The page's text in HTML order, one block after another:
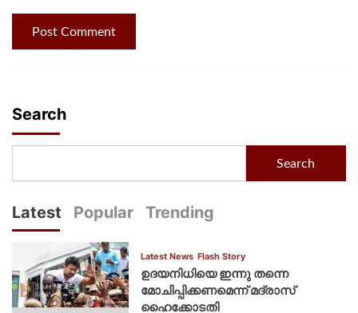
Search
Search
Latest Popular Trending
Latest News Flash Story
ഉദയനിധിയെ ഇന്നു തന്നെ
മോചിപ്പിക്കണമെന്ന് മദ്രാസ്
ഹൈക്കോടതി